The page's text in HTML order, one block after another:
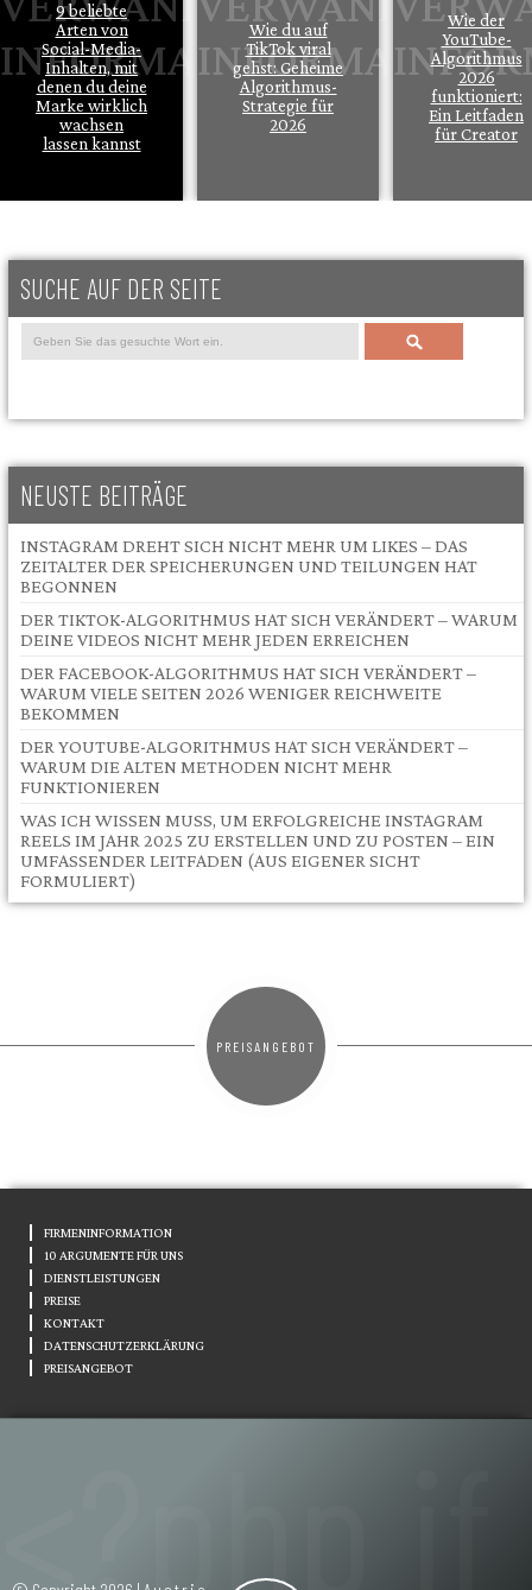
9 beliebte
Arten von
Social-Media-
Inhalten, mit
denen du deine
Marke wirklich
wachsen
lassen kannst
Wie du auf
TikTok viral
gehst: Geheime
Algorithmus-
Strategie für
2026
Wie der
YouTube-
Algorithmus
2026
funktioniert:
Ein Leitfaden
für Creator
SUCHE AUF DER SEITE
Search
NEUSTE BEITRÄGE
INSTAGRAM DREHT SICH NICHT MEHR UM LIKES – DAS
ZEITALTER DER SPEICHERUNGEN UND TEILUNGEN HAT
BEGONNEN
DER TIKTOK-ALGORITHMUS HAT SICH VERÄNDERT – WARUM
DEINE VIDEOS NICHT MEHR JEDEN ERREICHEN
DER FACEBOOK-ALGORITHMUS HAT SICH VERÄNDERT –
WARUM VIELE SEITEN 2026 WENIGER REICHWEITE
BEKOMMEN
DER YOUTUBE-ALGORITHMUS HAT SICH VERÄNDERT –
WARUM DIE ALTEN METHODEN NICHT MEHR
FUNKTIONIEREN
WAS ICH WISSEN MUSS, UM ERFOLGREICHE INSTAGRAM
REELS IM JAHR 2025 ZU ERSTELLEN UND ZU POSTEN – EIN
UMFASSENDER LEITFADEN (AUS EIGENER SICHT
FORMULIERT)
PREISANGEBOT
FIRMENINFORMATION
10 ARGUMENTE FÜR UNS
DIENSTLEISTUNGEN
PREISE
KONTAKT
DATENSCHUTZERKLÄRUNG
PREISANGEBOT